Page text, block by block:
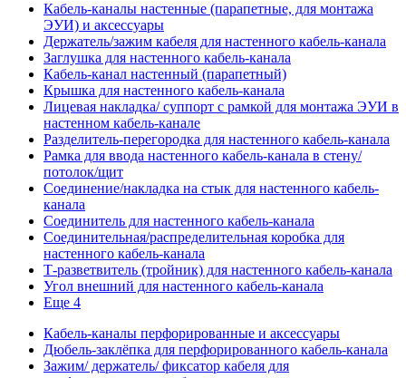
Кабель-каналы настенные (парапетные, для монтажа
ЭУИ) и аксессуары
Держатель/зажим кабеля для настенного кабель-канала
Заглушка для настенного кабель-канала
Кабель-канал настенный (парапетный)
Крышка для настенного кабель-канала
Лицевая накладка/ суппорт с рамкой для монтажа ЭУИ в
настенном кабель-канале
Разделитель-перегородка для настенного кабель-канала
Рамка для ввода настенного кабель-канала в стену/
потолок/щит
Соединение/накладка на стык для настенного кабель-
канала
Соединитель для настенного кабель-канала
Соединительная/распределительная коробка для
настенного кабель-канала
Т-разветвитель (тройник) для настенного кабель-канала
Угол внешний для настенного кабель-канала
Еще 4
Кабель-каналы перфорированные и аксессуары
Дюбель-заклёпка для перфорированного кабель-канала
Зажим/ держатель/ фиксатор кабеля для